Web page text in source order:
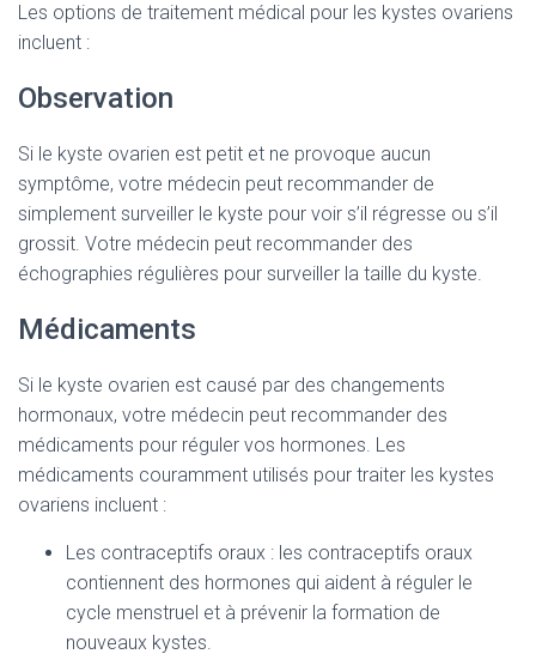
Les options de traitement médical pour les kystes ovariens
incluent :
Observation
Si le kyste ovarien est petit et ne provoque aucun
symptôme, votre médecin peut recommander de
simplement surveiller le kyste pour voir s’il régresse ou s’il
grossit. Votre médecin peut recommander des
échographies régulières pour surveiller la taille du kyste.
Médicaments
Si le kyste ovarien est causé par des changements
hormonaux, votre médecin peut recommander des
médicaments pour réguler vos hormones. Les
médicaments couramment utilisés pour traiter les kystes
ovariens incluent :
Les contraceptifs oraux : les contraceptifs oraux
contiennent des hormones qui aident à réguler le
cycle menstruel et à prévenir la formation de
nouveaux kystes.